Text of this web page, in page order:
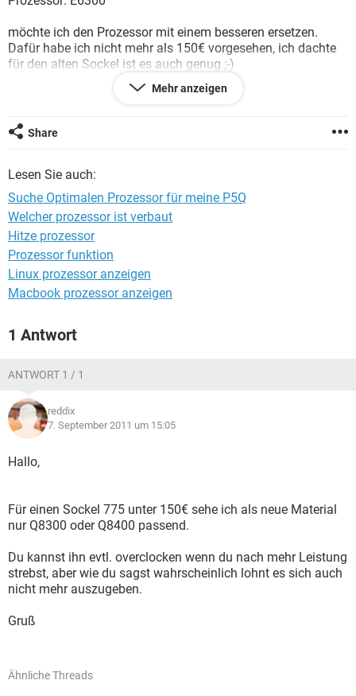
FACEBOOK
möchte ich den Prozessor mit einem besseren ersetzen.
Dafür habe ich nicht mehr als 150€ vorgesehen, ich dachte
für den alten Sockel ist es auch genug ;-)
Welchen Prozessor würdet ihr mir für meine P5Q deluxe
Notiz: Meine Hauptanwendungen sind Spiele
Ich danke euch für eure Hilfe und Empfehlungen
Mehr anzeigen
Share
Lesen Sie auch:
Suche Optimalen Prozessor für meine P5Q
Welcher prozessor ist verbaut
Hitze prozessor
Prozessor funktion
Linux prozessor anzeigen
Macbook prozessor anzeigen
1 Antwort
ANTWORT 1 / 1
reddix
7. September 2011 um 15:05
Hallo,
Für einen Sockel 775 unter 150€ sehe ich als neue Material
nur Q8300 oder Q8400 passend.
Du kannst ihn evtl. overclocken wenn du nach mehr Leistung
strebst, aber wie du sagst wahrscheinlich lohnt es sich auch
nicht mehr auszugeben.
Gruß
Ähnliche Threads